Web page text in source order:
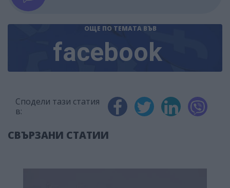
ОЩЕ ПО ТЕМАТА ВЪВ
facebook
Сподели тази статия
в:
СВЪРЗАНИ СТАТИИ